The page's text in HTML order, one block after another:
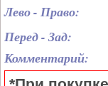
Лево - Право:
Перед - Зад:
Комментарий: